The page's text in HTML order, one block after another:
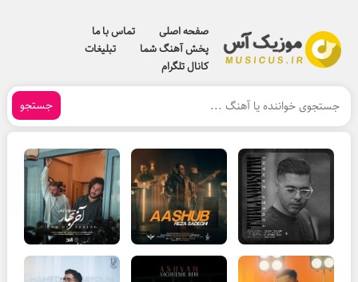
صفحه اصلی
تماس با ما
پخش آهنگ شما
تبلیغات
کانال تلگرام
جستجو